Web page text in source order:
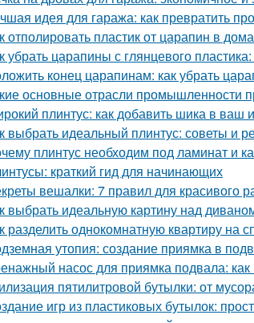
идея для гаража: как превратить
отполировать пластик от царапин в
убрать царапины с глянцевого
конец царапинам: как убрать
основные отрасли промышленности
плинтус: как добавить шика в ваш
выбрать идеальный плинтус: советы и
плинтус необходим под ламинат и
краткий гид для начинающих
вешалки: 7 правил для красивого
выбрать идеальную картину над
разделить однокомнатную квартиру на
утопия: создание приямка в
насос для приямка подвала:
пятилитровой бутылки: от
игр из пластиковых бутылок: